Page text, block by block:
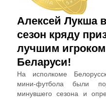
Алексей Лукша
сезон кряду
лучшим игроком
Беларуси!
На исполкоме
мини-футбола были
минувшего сезона и